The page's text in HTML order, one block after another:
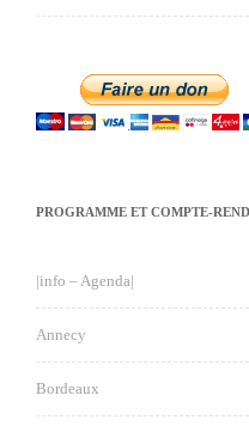
PROGRAMME ET COMPTE-
|info – Agenda|
Annecy
Bordeaux